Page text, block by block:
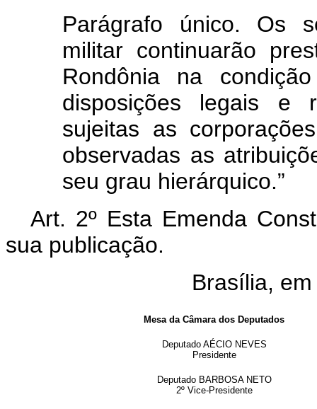
Parágrafo único. Os
militar continuarão
Rondônia na
disposições legais e
sujeitas as
observadas as
seu grau hierárquico.”
Art. 2º Esta Emenda
sua publicação.
Brasília,
Mesa da Câmara dos Deputados
Deputado AÉCIO NEVES
Presidente
Deputado BARBOSA NETO
2º Vice-Presidente